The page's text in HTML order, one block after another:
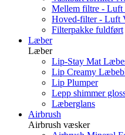
Mellem filtre - Luft
Hoved-filter - Luft
Filterpakke fuldført
Læber
Læber
Lip-Stay Mat
Lip Creamy
Lip Plumper
Lepp shimmer
Læberglans
Airbrush
Airbrush væsker